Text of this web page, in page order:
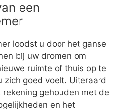
een
loodst u door het ganse
bij uw dromen om
ruimte of thuis op te
zich goed voelt. Uiteraard
gehouden met de
en het